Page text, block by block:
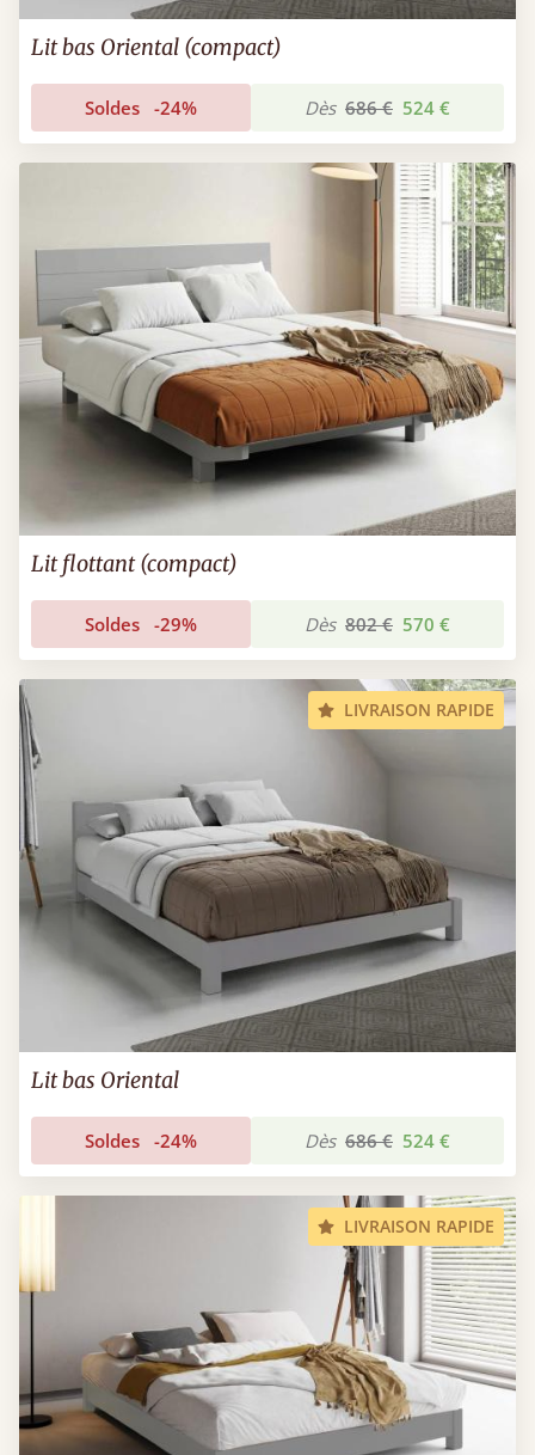
Lit bas Oriental (compact)
Soldes -24% Dès 686 € 524 €
Lit flottant (compact)
Soldes -29% Dès 802 € 570 €
LIVRAISON RAPIDE
Lit bas Oriental
Soldes -24% Dès 686 € 524 €
LIVRAISON RAPIDE